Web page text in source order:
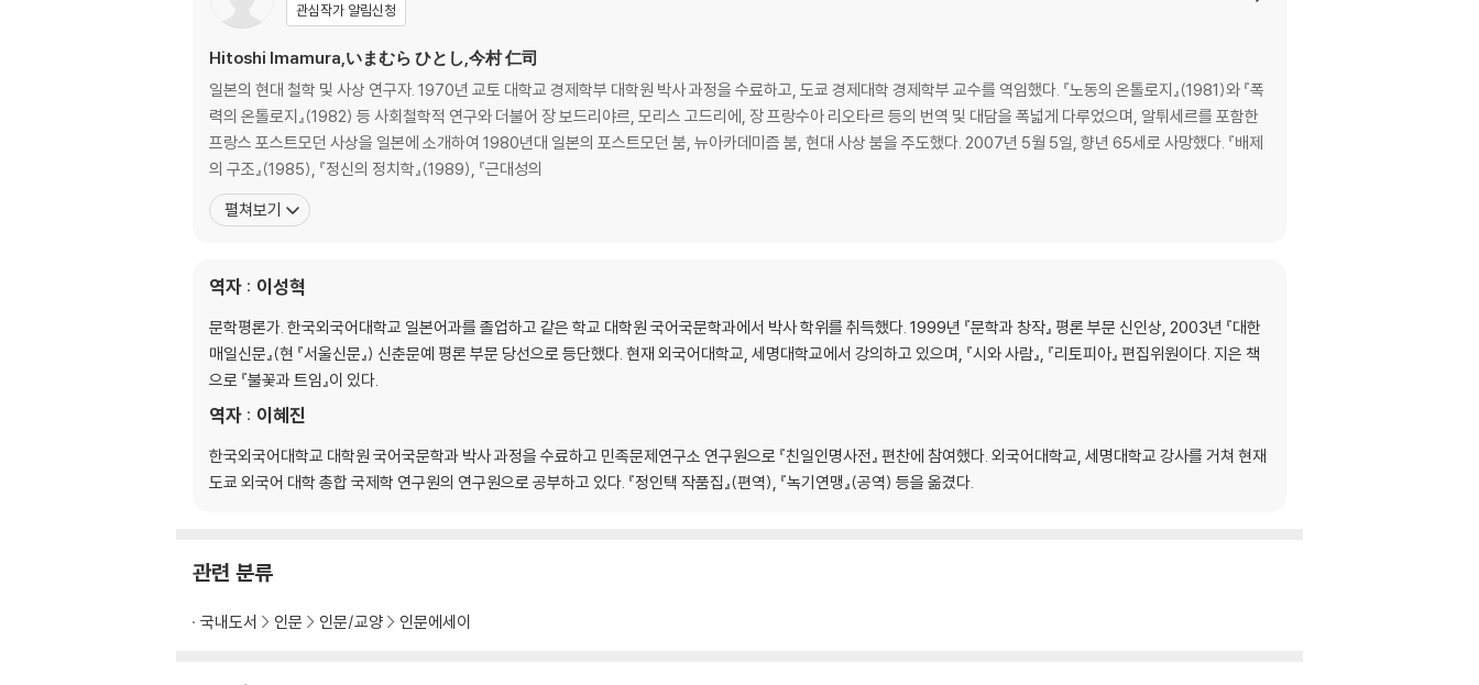
5. 죄 없는 희생
6. 마성적(d?monisch)인 것
제4장 진짜와 가짜―앙드레 지드의 『위폐범들』
1. 아버지(p?re) 혹은 부성(paternit?)
2. 아이들
2. 루소의 문자론
3. 언어 기원론에 대하여
4. 거리화
5. 문자의 근원성
에필로그―인간에게 화폐란 무엇인가
후기
찾아보기
관심작가 알림신청
Hitoshi Imamura,いまむら ひとし,今村 仁司
일본의 현대 철학 및 사상 연구자. 1970년 교토 대학교 경제학부 대학원 박사 과정을 수료하고, 도쿄 경제대학 경제학부 교수를 역임했다. 『노동의 온톨로지』(1981)와 『폭
력의 온톨로지』(1982) 등 사회철학적 연구와 더불어 장 보드리야르, 모리스 고드리에, 장 프랑수아 리오타르 등의 번역 및 대담을 폭넓게 다루었으며, 알튀세르를 포함한
프랑스 포스트모던 사상을 일본에 소개하여 1980년대 일본의 포스트모던 붐, 뉴아카데미즘 붐, 현대 사상 붐을 주도했다. 2007년 5월 5일, 향년 65세로 사망했다. 『배제
의 구조』(1985), 『정신의 정치학』(1989), 『근대성의
펼쳐보기
역자 : 이성혁
문학평론가. 한국외국어대학교 일본어과를 졸업하고 같은 학교 대학원 국어국문학과에서 박사 학위를 취득했다. 1999년 『문학과 창작』 평론 부문 신인상, 2003년 『대한
매일신문』(현 『서울신문』) 신춘문예 평론 부문 당선으로 등단했다. 현재 외국어대학교, 세명대학교에서 강의하고 있으며, 『시와 사람』, 『리토피아』 편집위원이다. 지은 책
으로 『불꽃과 트임』이 있다.
역자 : 이혜진
한국외국어대학교 대학원 국어국문학과 박사 과정을 수료하고 민족문제연구소 연구원으로 『친일인명사전』 편찬에 참여했다. 외국어대학교, 세명대학교 강사를 거쳐 현재
도쿄 외국어 대학 총합 국제학 연구원의 연구원으로 공부하고 있다. 『정인택 작품집』(편역), 『녹기연맹』(공역) 등을 옮겼다.
관련 분류
국내도서 인문 인문/교양 인문에세이